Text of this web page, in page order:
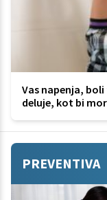
Vas napenja,
deluje, kot bi
PREVENTIVA